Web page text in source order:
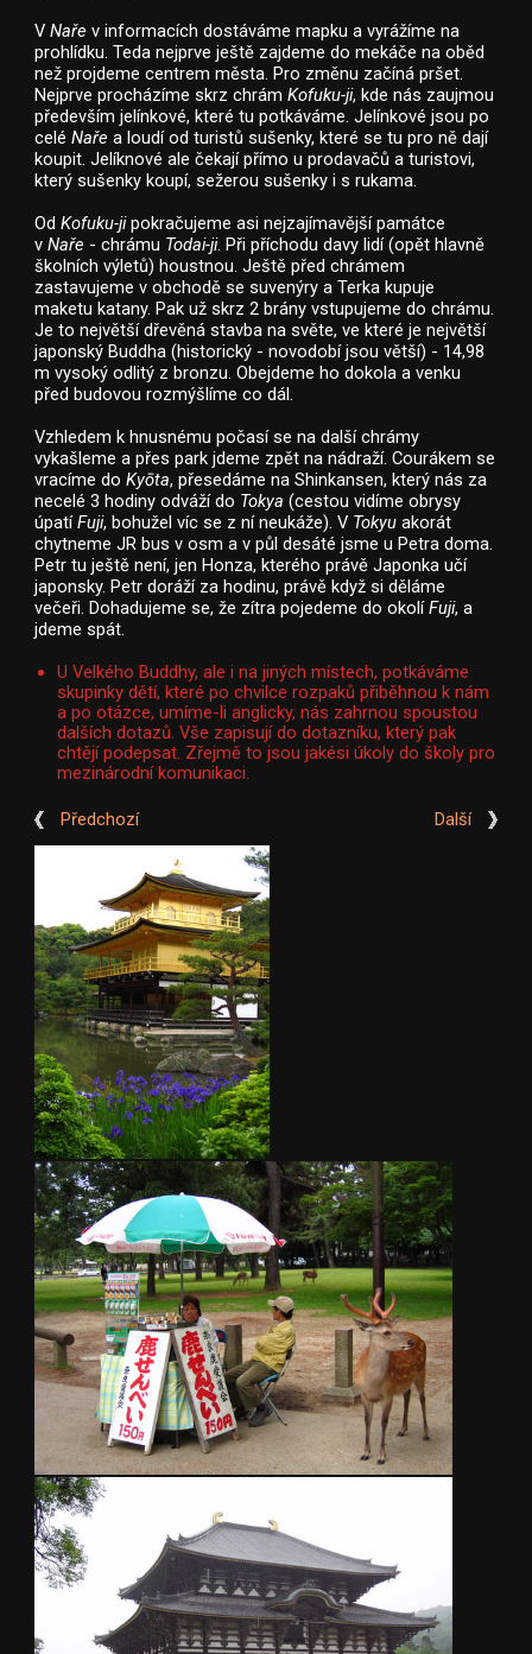
VNaře v informacích dostáváme mapku a vyrážíme na
prohlídku. Teda nejprve ještě zajdeme do mekáče na oběd
než projdeme centrem města. Pro změnu začíná pršet.
Nejprve procházíme skrz chrámKofuku-ji, kde nás zaujmou
především jelínkové, které tu potkáváme. Jelínkové jsou po
celéNaře a loudí od turistů sušenky, které se tu pro ně dají
koupit. Jelíknové ale čekají přímo u prodavačů a turistovi,
který sušenky koupí, sežerou sušenky i s rukama.
OdKofuku-jipokračujeme asi nejzajímavější památce
vNaře - chrámu Todai-ji. Při příchodu davy lidí (opět hlavně
školních výletů) houstnou. Ještě před chrámem
zastavujeme v obchodě se suvenýry a Terka kupuje
maketu katany. Pak už skrz 2 brány vstupujeme do chrámu.
Je to největší dřevěná stavba na světe, ve které je největší
japonský Buddha (historický - novodobí jsou větší) - 14,98
m vysoký odlitý z bronzu. Obejdeme ho dokola a venku
před budovou rozmýšlíme co dál.
Vzhledem k hnusnému počasí se na další chrámy
vykašleme a přes park jdeme zpět na nádraží. Courákem se
vracíme doKyōta, přesedáme na Shinkansen, který nás za
necelé 3 hodiny odváží do Tokya (cestou vidíme obrysy
úpatíFuji, bohužel víc se z ní neukáže). V Tokyu akorát
chytneme JR bus v osm a v půl desáté jsme u Petra doma.
Petr tu ještě není, jen Honza, kterého právě Japonka učí
japonsky. Petr doráží za hodinu, právě když si děláme
večeři. Dohadujeme se, že zítra pojedeme do okolíFuji, a
jdeme spát.
U Velkého Buddhy, ale i na jiných místech, potkáváme
skupinky dětí, které po chvilce rozpaků přiběhnou k nám
a po otázce, umíme-li anglicky, nás zahrnou spoustou
dalších dotazů. Vše zapisují do dotazníku, který pak
chtějí podepsat. Zřejmě to jsou jakési úkoly do školy pro
mezinárodní komunikaci.
Předchozí Další